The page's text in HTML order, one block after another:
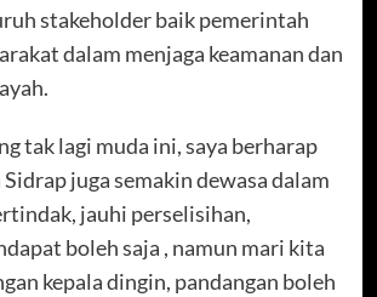
stakeholder baik pemerintah
dalam menjaga keamanan dan
tak lagi muda ini, saya berharap
juga semakin dewasa dalam
jauhi perselisihan,
boleh saja , namun mari kita
kepala dingin, pandangan boleh